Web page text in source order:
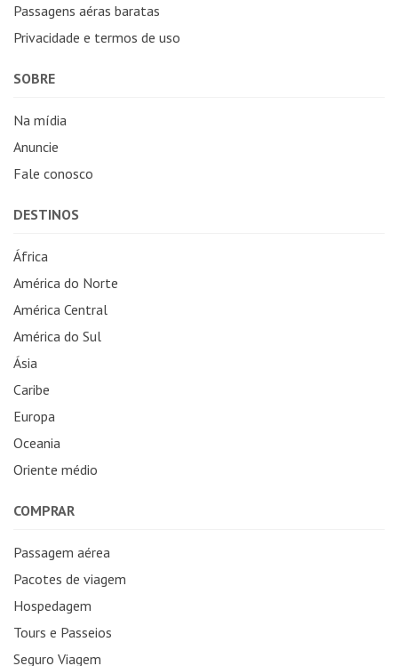
Passagens aéras baratas
Privacidade e termos de uso
SOBRE
Na mídia
Anuncie
Fale conosco
DESTINOS
África
América do Norte
América Central
América do Sul
Ásia
Caribe
Europa
Oceania
Oriente médio
COMPRAR
Passagem aérea
Pacotes de viagem
Hospedagem
Tours e Passeios
Seguro Viagem